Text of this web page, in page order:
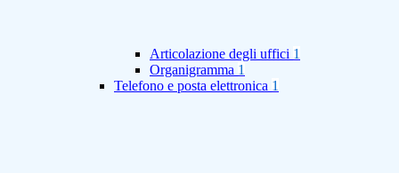
Articolazione degli uffici 1
Organigramma 1
Telefono e posta elettronica 1